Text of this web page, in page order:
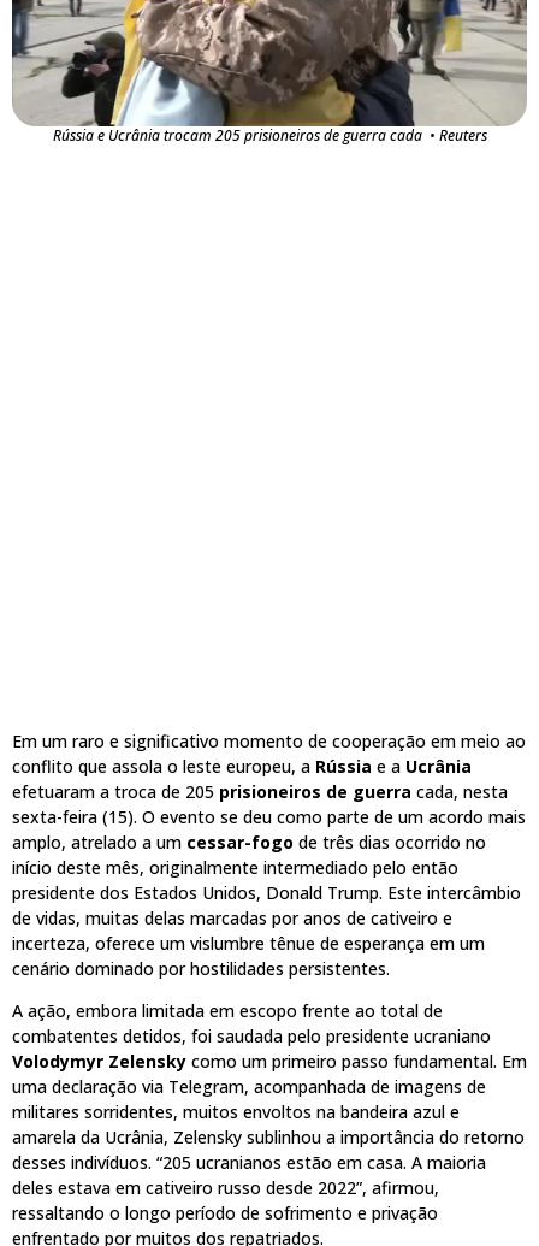
Rússia e Ucrânia trocam 205 prisioneiros de guerra cada • Reuters
Em um raro e significativo momento de cooperação em meio ao
conflito que assola o leste europeu, a Rússia e a Ucrânia
efetuaram a troca de 205 prisioneiros de guerra cada, nesta
sexta-feira (15). O evento se deu como parte de um acordo mais
amplo, atrelado a um cessar-fogo de três dias ocorrido no
início deste mês, originalmente intermediado pelo então
presidente dos Estados Unidos, Donald Trump. Este intercâmbio
de vidas, muitas delas marcadas por anos de cativeiro e
incerteza, oferece um vislumbre tênue de esperança em um
cenário dominado por hostilidades persistentes.
A ação, embora limitada em escopo frente ao total de
combatentes detidos, foi saudada pelo presidente ucraniano
Volodymyr Zelensky como um primeiro passo fundamental. Em
uma declaração via Telegram, acompanhada de imagens de
militares sorridentes, muitos envoltos na bandeira azul e
amarela da Ucrânia, Zelensky sublinhou a importância do retorno
desses indivíduos. “205 ucranianos estão em casa. A maioria
deles estava em cativeiro russo desde 2022”, afirmou,
ressaltando o longo período de sofrimento e privação
enfrentado por muitos dos repatriados.